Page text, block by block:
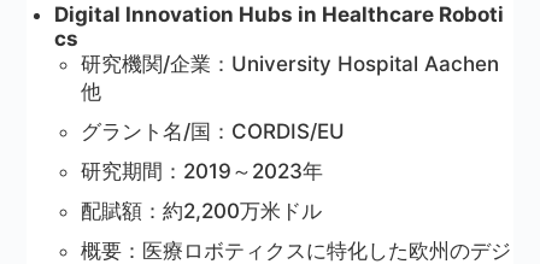
Digital Innovation Hubs in Healthcare Roboti
cs
研究機関/企業：University Hospital Aachen
他
グラント名/国：CORDIS/EU
研究期間：2019～2023年
配賦額：約2,200万米ドル
概要：医療ロボティクスに特化した欧州のデジ